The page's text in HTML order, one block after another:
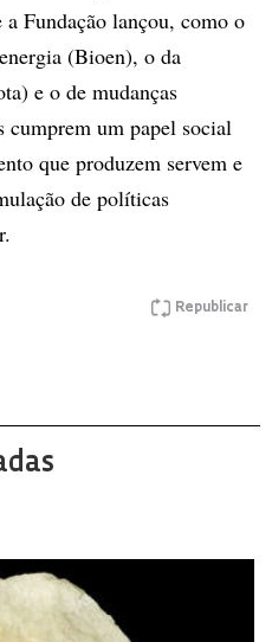
Fundação lançou, como o
(Bioen), o da
e o de mudanças
cumprem um papel social
que produzem servem e
de políticas
Republicar